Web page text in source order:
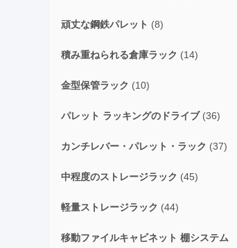
頑丈な鋼鉄パレット (8)
積み重ねられる倉庫ラック (14)
金型保管ラック (10)
パレット ラッキングのドライブ(36)
カンチレバー・パレット・ラック (37)
中程度のストレージラック (45)
軽量ストレージラック (44)
移動ファイルキャビネット 棚システム